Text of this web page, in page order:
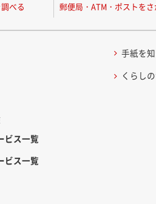
べる 郵便局・ATM・ポストをさ
ビス一覧
ビス一覧
手紙を
くらし